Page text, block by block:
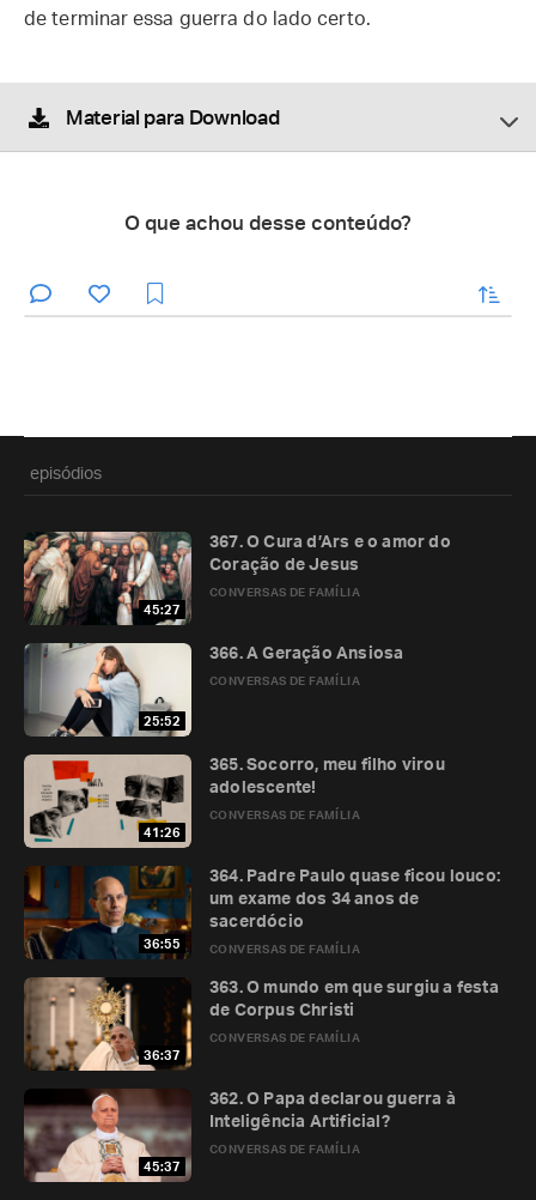
de terminar essa guerra do lado certo.
Material para Download
O que achou desse conteúdo?
enviar
episódios
45:27
CONVERSAS DE FAMÍLIA
367. O Cura d’Ars e o amor do
Coração de Jesus
25:52
CONVERSAS DE FAMÍLIA
366. A Geração Ansiosa
41:26
CONVERSAS DE FAMÍLIA
365. Socorro, meu filho virou
adolescente!
36:55 CONVERSAS DE FAMÍLIA
364. Padre Paulo quase ficou louco:
um exame dos 34 anos de
sacerdócio
36:37
CONVERSAS DE FAMÍLIA
363. O mundo em que surgiu a festa
de Corpus Christi
45:37
CONVERSAS DE FAMÍLIA
362. O Papa declarou guerra à
Inteligência Artificial?